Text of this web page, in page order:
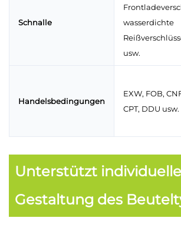
Schnalle
wasserdichte
usw.
Handelsbedingungen
EXW, FOB,
CPT, DDU usw.
Unterstützt individuelle
Gestaltung des